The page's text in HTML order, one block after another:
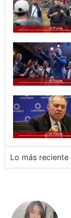
Lo más reciente